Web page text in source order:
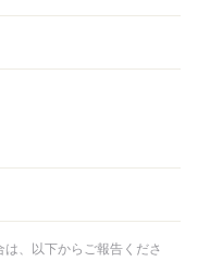
、以下からご報告くださ